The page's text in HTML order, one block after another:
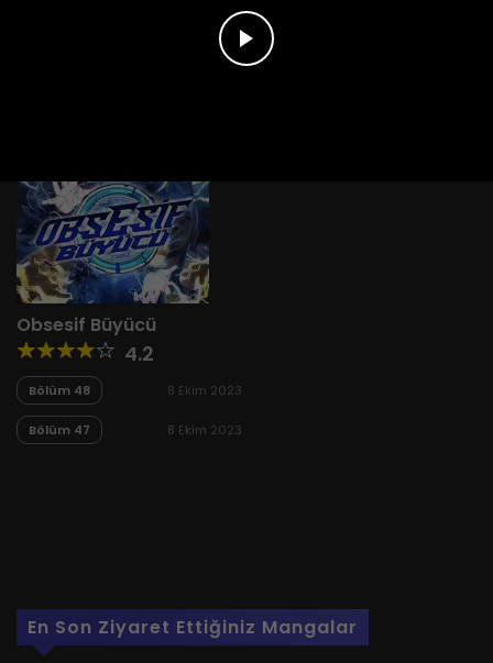
Obsesif Büyücü
4.2
Bölüm 48 8 Ekim 2023
Bölüm 47 8 Ekim 2023
En Son Ziyaret Ettiğiniz Mangalar